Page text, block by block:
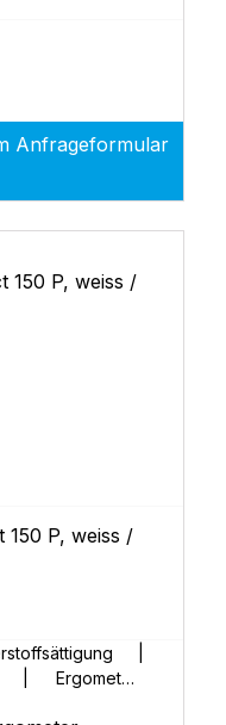
Anfrageformular
150 P, weiss /
|